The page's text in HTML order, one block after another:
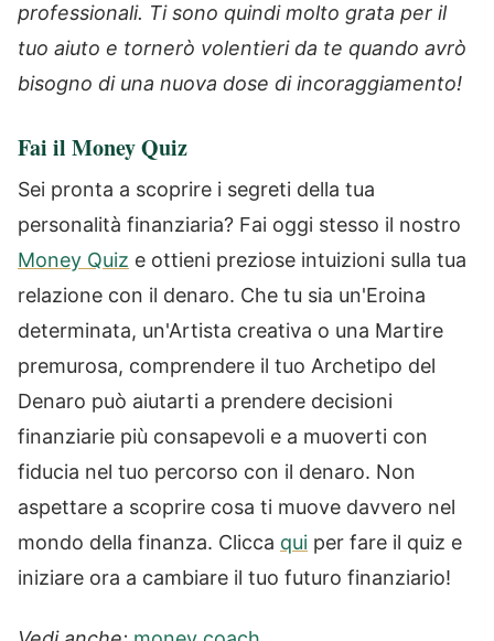
professionali. Ti sono quindi molto grata per il
tuo aiuto e tornerò volentieri da te quando avrò
bisogno di una nuova dose di incoraggiamento!
Fai il Money Quiz
Sei pronta a scoprire i segreti della tua
personalità finanziaria? Fai oggi stesso il nostro
Money Quiz e ottieni preziose intuizioni sulla tua
relazione con il denaro. Che tu sia un'Eroina
determinata, un'Artista creativa o una Martire
premurosa, comprendere il tuo Archetipo del
Denaro può aiutarti a prendere decisioni
finanziarie più consapevoli e a muoverti con
fiducia nel tuo percorso con il denaro. Non
aspettare a scoprire cosa ti muove davvero nel
mondo della finanza. Clicca qui per fare il quiz e
iniziare ora a cambiare il tuo futuro finanziario!